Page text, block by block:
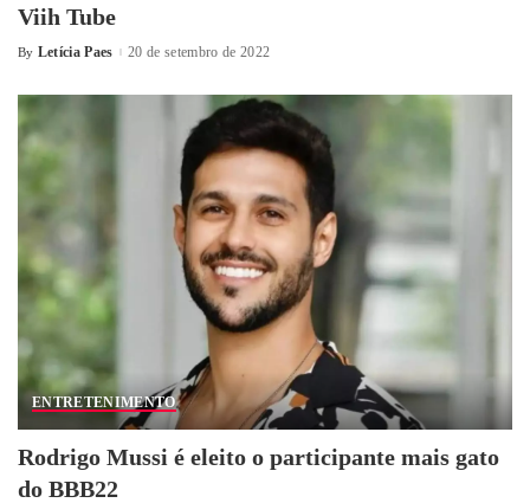
Viih Tube
By Letícia Paes 20 de setembro de 2022
ENTRETENIMENTO
Rodrigo Mussi é eleito o participante mais gato
do BBB22